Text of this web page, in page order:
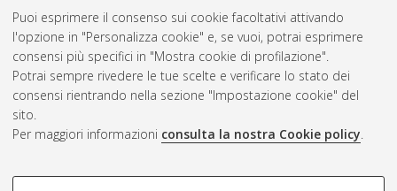
Puoi esprimere il consenso sui cookie facoltativi attivando
l'opzione in "Personalizza cookie" e, se vuoi, potrai esprimere
consensi più specifici in "Mostra cookie di profilazione".
Potrai sempre rivedere le tue scelte e verificare lo stato dei
consensi rientrando nella sezione "Impostazione cookie" del
sito.
Per maggiori informazioni consulta la nostra Cookie policy.
COOKIE DI PROFILAZIONE -
Atom
Rss 1.0
Rss 2.0
AMS Laurea
Impostazioni Cookie